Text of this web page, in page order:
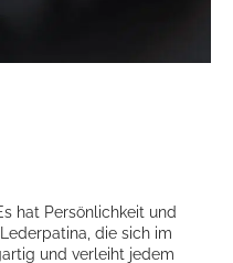
hat Persönlichkeit und
die sich im
und verleiht jedem